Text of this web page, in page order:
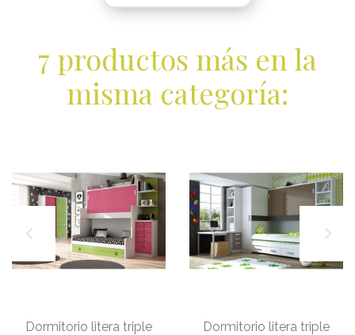
7 productos más en la
misma categoría:
Dormitorio litera triple
Dormitorio litera triple